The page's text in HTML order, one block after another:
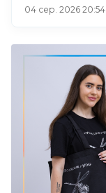
04 сер. 2026 20:54